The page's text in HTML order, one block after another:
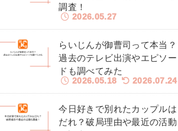
調査！
2026.05.27
らいじんが御曹司って本当？
過去のテレビ出演やエピソー
ドも調べてみた
2026.05.18 2026.07.24
今日好きで別れたカップルは
だれ？破局理由や最近の活動